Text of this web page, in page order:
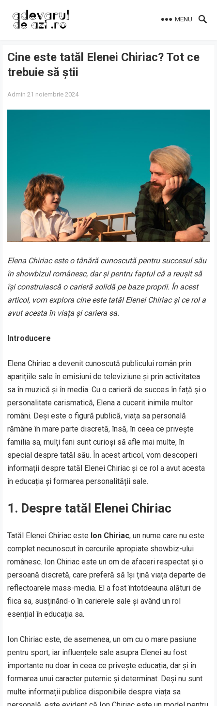
MENU
Cine este tatăl Elenei Chiriac? Tot ce
trebuie să știi
Admin 21 noiembrie 2024
Elena Chiriac este o tânără cunoscută pentru succesul său
în showbizul românesc, dar și pentru faptul că a reușit să
își construiască o carieră solidă pe baze proprii. În acest
articol, vom explora cine este tatăl Elenei Chiriac și ce rol a
avut acesta în viața și cariera sa.
Introducere
Elena Chiriac a devenit cunoscută publicului român prin
aparițiile sale în emisiuni de televiziune și prin activitatea
sa în muzică și în media. Cu o carieră de succes în față și o
personalitate carismatică, Elena a cucerit inimile multor
români. Deși este o figură publică, viața sa personală
rămâne în mare parte discretă, însă, în ceea ce privește
familia sa, mulți fani sunt curioși să afle mai multe, în
special despre tatăl său. În acest articol, vom descoperi
informații despre tatăl Elenei Chiriac și ce rol a avut acesta
în educația și formarea personalității sale.
1. Despre tatăl Elenei Chiriac
Tatăl Elenei Chiriac este Ion Chiriac, un nume care nu este
complet necunoscut în cercurile apropiate showbiz-ului
românesc. Ion Chiriac este un om de afaceri respectat și o
persoană discretă, care preferă să își țină viața departe de
reflectoarele mass-media. El a fost întotdeauna alături de
fiica sa, susținând-o în carierele sale și având un rol
esențial în educația sa.
Ion Chiriac este, de asemenea, un om cu o mare pasiune
pentru sport, iar influențele sale asupra Elenei au fost
importante nu doar în ceea ce privește educația, dar și în
formarea unui caracter puternic și determinat. Deși nu sunt
multe informații publice disponibile despre viața sa